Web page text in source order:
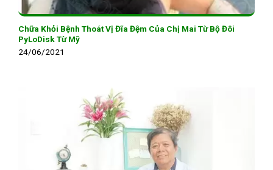
Chữa Khỏi Bệnh Thoát Vị Đĩa Đệm Của Chị Mai Từ Bộ Đôi
PyLoDisk Từ Mỹ
24/06/2021